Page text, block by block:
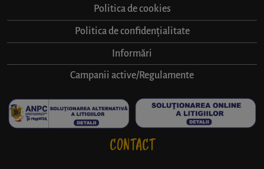
Politica de cookies
Politica de confidențialitate
Informări
Campanii active/Regulamente
CONTACT